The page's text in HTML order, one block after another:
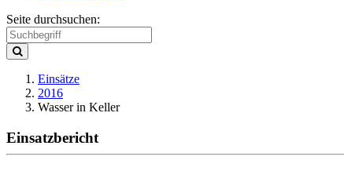
Seite durchsuchen:
Einsätze
2016
Wasser in Keller
Einsatzbericht